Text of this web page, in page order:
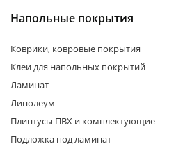
Напольные покрытия
Коврики, ковровые покрытия
Клеи для напольных покрытий
Ламинат
Линолеум
Плинтусы ПВХ и комплектующие
Подложка под ламинат